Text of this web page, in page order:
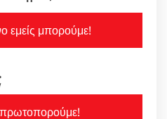
εμείς μπορούμε!
πρωτοπορούμε!